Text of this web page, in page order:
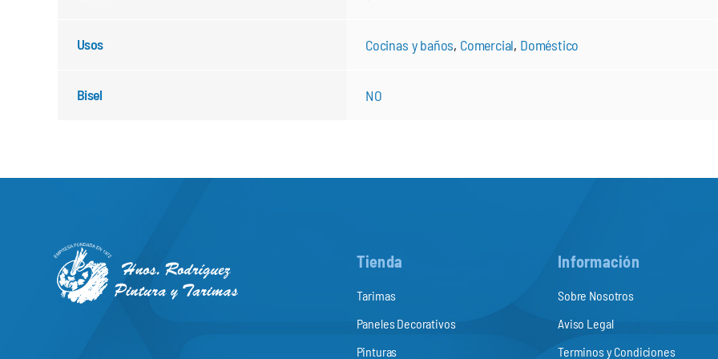
Usos Cocinas y baños, Comercial, Doméstico
Bisel NO
Tienda
Tarimas
Paneles Decorativos
Pinturas
Información
Sobre Nosotros
Aviso Legal
Terminos y Condiciones